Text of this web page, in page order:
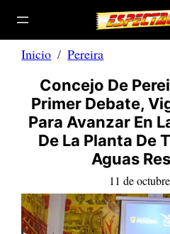
Saltar
contenido
Inicio Pereira
Concejo De
Primer Debate,
Para Avanzar En
De La Planta De
Aguas
11 de